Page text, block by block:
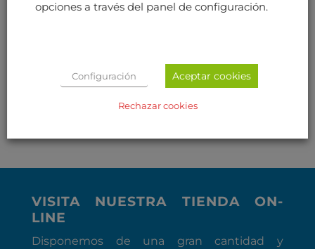
TCAS/VS INDICATOR
HORIZONTAL SITUATION
INDICATOR
VISITA NUESTRA TIENDA ON-
LINE
Disponemos de una gran cantidad y
opciones a través del panel de configuración.
Configuración Aceptar cookies
Rechazar cookies